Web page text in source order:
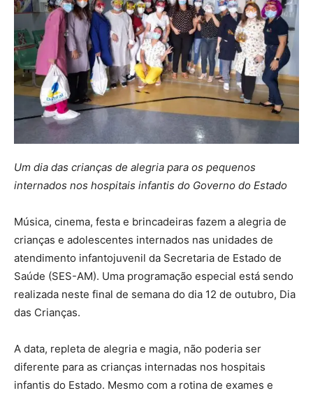
Um dia das crianças de alegria para os pequenos
internados nos hospitais infantis do Governo do Estado
Música, cinema, festa e brincadeiras fazem a alegria de
crianças e adolescentes internados nas unidades de
atendimento infantojuvenil da Secretaria de Estado de
Saúde (SES-AM). Uma programação especial está sendo
realizada neste final de semana do dia 12 de outubro, Dia
das Crianças.
A data, repleta de alegria e magia, não poderia ser
diferente para as crianças internadas nos hospitais
infantis do Estado. Mesmo com a rotina de exames e